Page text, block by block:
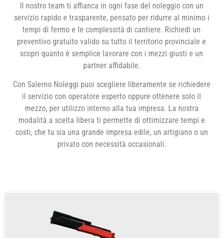
Il nostro team ti affianca in ogni fase del noleggio con un
servizio rapido e trasparente, pensato per ridurre al minimo i
tempi di fermo e le complessità di cantiere. Richiedi un
preventivo gratuito valido su tutto il territorio provinciale e
scopri quanto è semplice lavorare con i mezzi giusti e un
partner affidabile.
Con Salerno Noleggi puoi scegliere liberamente se richiedere
il servizio con operatore esperto oppure ottenere solo il
mezzo, per utilizzo interno alla tua impresa. La nostra
modalità a scelta libera ti permette di ottimizzare tempi e
costi, che tu sia una grande impresa edile, un artigiano o un
privato con necessità occasionali.